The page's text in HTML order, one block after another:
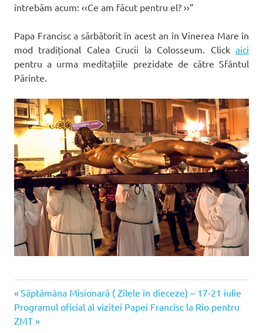
întrebăm acum: ‹‹Ce am făcut pentru el? ››”
Papa Francisc a sărbătorit în acest an în Vinerea Mare în
mod tradițional Calea Crucii la Colosseum. Click aici
pentru a urma meditațiile prezidate de către Sfântul
Părinte.
Rio
Navigare
în
Articolul
anterior:
Săptămâna Misionară ( Zilele în dieceze) – 17-21 iulie
Articolul
următor:
Programul oficial al vizitei Papei Francisc la Rio pentru
ZMT